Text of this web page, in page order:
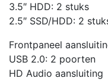
3.5″ HDD: 2 stuks
2.5″ SSD/HDD: 2
Frontpaneel
USB 2.0: 2 poorten
HD Audio aansluiting